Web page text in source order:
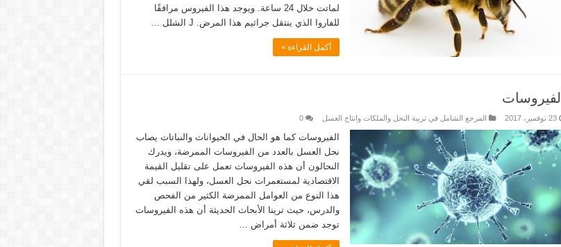
لماتت خلال 24 ساعة. ويوجد هذا الفيروس مرافقًا
للفاروا الذي ينتقل جراثيم هذا المرض. J الشلل …
أكمل القراءة »
الفيروسات
23 نوفمبر، 2017 المرجع الشامل في تربية النحل والملكات وانتاج العسل 0
الفيروسات كما هو الحال في الحيوانات والنباتات يصاب
نحل العسل بالعدد من الفيروسات الممرضة، ويدرك
النحالون أن هذه الفيروسات تعمل على تقليل القيمة
الاقتصادية لمستعمرات نحل العسل، ولهذا السبب لقي
هذا النوع من العوامل الممرضة الكثير من الفحص
والدرس، حيث ترينا الأبحاث الحديثة أن هذه الفيروسات
توجد ضمن ثلاثة أمراض …